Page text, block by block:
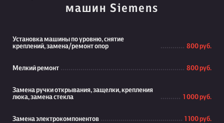
машин Siemens
Установка машины по уровню, снятие
креплений, замена/ремонт опор
800 руб.
Мелкий ремонт 800 руб.
Замена ручки открывания, защелки, крепления
люка, замена стекла
1 000 руб.
Замена электрокомпонентов 1 100 руб.